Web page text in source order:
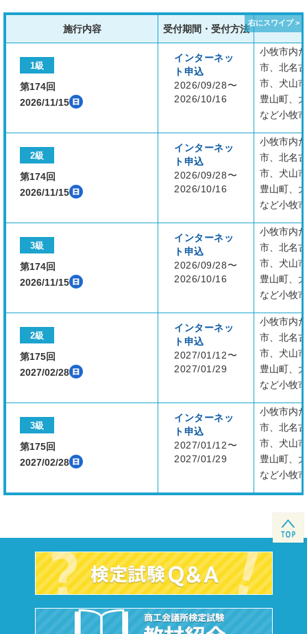
施行内容 受付期間・受付方法
1級
第174回
2026/11/15
インターネッ
ト申込
2026/09/28〜
2026/10/16
小牧市内
市、北名
市、犬山
豊山町、
など小牧
2級
第174回
2026/11/15
インターネッ
ト申込
2026/09/28〜
2026/10/16
小牧市内
市、北名
市、犬山
豊山町、
など小牧
3級
第174回
2026/11/15
インターネッ
ト申込
2026/09/28〜
2026/10/16
小牧市内
市、北名
市、犬山
豊山町、
など小牧
2級
第175回
2027/02/28
インターネッ
ト申込
2027/01/12〜
2027/01/29
小牧市内
市、北名
市、犬山
豊山町、
など小牧
3級
第175回
2027/02/28
インターネッ
ト申込
2027/01/12〜
2027/01/29
小牧市内
市、北名
市、犬山
豊山町、
など小牧